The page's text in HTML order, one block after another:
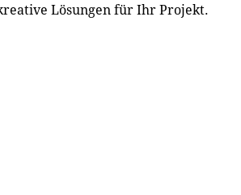
Lösungen für Ihr Projekt.